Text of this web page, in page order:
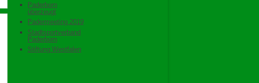
Paderborn
überzeugt
Padermeeting 2019
Stadtsportverband
Paderborn
Stiftung Westfalen